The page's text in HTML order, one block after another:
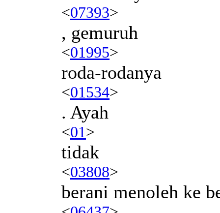
<07393>
, gemuruh
<01995>
roda-rodanya
<01534>
. Ayah
<01>
tidak
<03808>
berani menoleh ke